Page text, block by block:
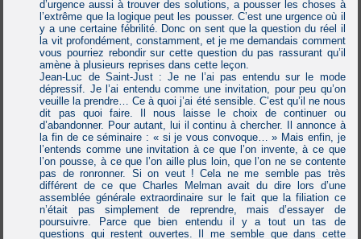
d’urgence aussi à trouver des solutions, a pousser les choses à
l’extrême que la logique peut les pousser. C’est une urgence où il
y a une certaine fébrilité. Donc on sent que la question du réel il
la vit profondément, constamment, et je me demandais comment
vous pourriez rebondir sur cette question du pas rassurant qu’il
amène à plusieurs reprises dans cette leçon.
Jean-Luc de Saint-Just : Je ne l’ai pas entendu sur le mode
dépressif. Je l’ai entendu comme une invitation, pour peu qu’on
veuille la prendre… Ce à quoi j’ai été sensible. C’est qu’il ne nous
dit pas quoi faire. Il nous laisse le choix de continuer ou
d’abandonner. Pour autant, lui il continu à chercher. Il annonce à
la fin de ce séminaire : « si je vous convoque… » Mais enfin, je
l’entends comme une invitation à ce que l’on invente, à ce que
l’on pousse, à ce que l’on aille plus loin, que l’on ne se contente
pas de ronronner. Si on veut ! Cela ne me semble pas très
différent de ce que Charles Melman avait du dire lors d’une
assemblée générale extraordinaire sur le fait que la filiation ce
n’était pas simplement de reprendre, mais d’essayer de
poursuivre. Parce que bien entendu il y a tout un tas de
questions qui restent ouvertes. Il me semble que dans cette